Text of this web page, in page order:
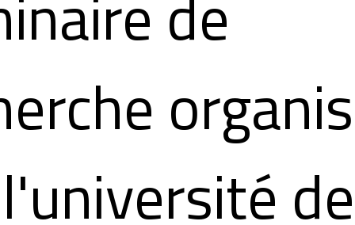
de